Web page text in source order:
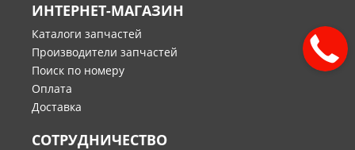
ИНТЕРНЕТ-МАГАЗИН
Каталоги запчастей
Производители запчастей
Поиск по номеру
Оплата
Доставка
СОТРУДНИЧЕСТВО